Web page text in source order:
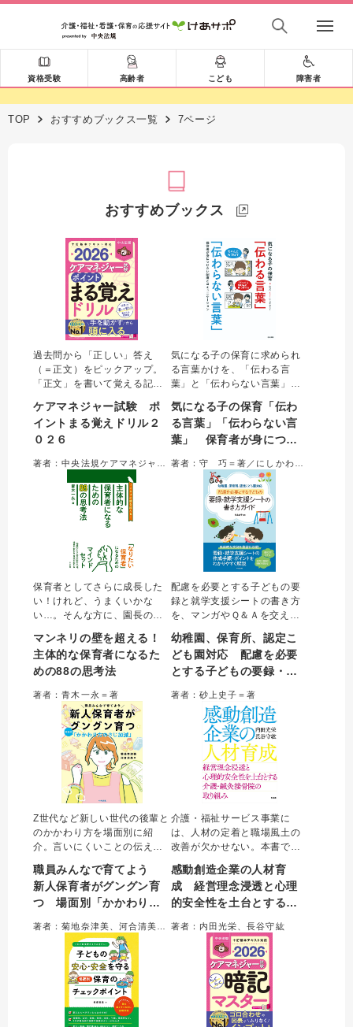
資格受験 高齢者 こども 障害者
TOP おすすめブックス一覧 7ページ
おすすめブックス
過去問から「正しい」答え
（＝正文）をピックアップ。
「正文」を書いて覚える記入
ケアマネジャー試験 ポ
イントまる覚えドリル２
０２６
気になる子の保育に求められ
る言葉かけを、「伝わる言
葉」と「伝わらない言葉」の
になる子やその親、クラスの
子、職員に対してなど約３０
の例を収載。伝わる（伝わら
で、必要な配慮とコミュニケ
ーション法が身につく。
気になる子の保育「伝わ
る言葉」「伝わらない言
葉」 保育者が身につけ
ション
保育者としてさらに成長した
い！けれど、うまくいかな
い…。そんな方に、園長の経
を上げる」「保育と子育ての
違い」など、ワンランク上の
保育者として身につけたい88
を見開き頁で解説し、すきま
時間に読み進められる。
マンネリの壁を超える！
主体的な保育者になるた
めの88の思考法
著者：青木一永＝著
配慮を必要とする子どもの要
録と就学支援シートの書き方
を、マンガやＱ＆Ａを交えて
や小学校での活用事例も取り
上げ、要録・就学支援シート
に関する疑問は最初から最後
ができる。
幼稚園、保育所、認定こ
ども園対応 配慮を必要
とする子どもの要録・就
イド
著者：砂上史子＝著
Z世代など新しい世代の後輩と
のかかわり方を場面別に紹
介。言いにくいことの伝え方
梅の関係づくりが学べる。主
任だけでなく全職員が育成を
意識するきっかけとなる実用
職員みんなで育てよう
新人保育者がグングン育
つ 場面別「かかわり方
のさじ加減」
介護・福祉サービス事業に
は、人材の定着と職場風土の
改善が欠かせない。本書で
する栄光会の取り組みから、
良好な人間関係と組織の高い
成果を両立して経営理念を実
ーの成長事例を紹介。
感動創造企業の人材育
成 経営理念浸透と心理
的安全性を土台とする介
み
著者：内田光栄、長谷守紘